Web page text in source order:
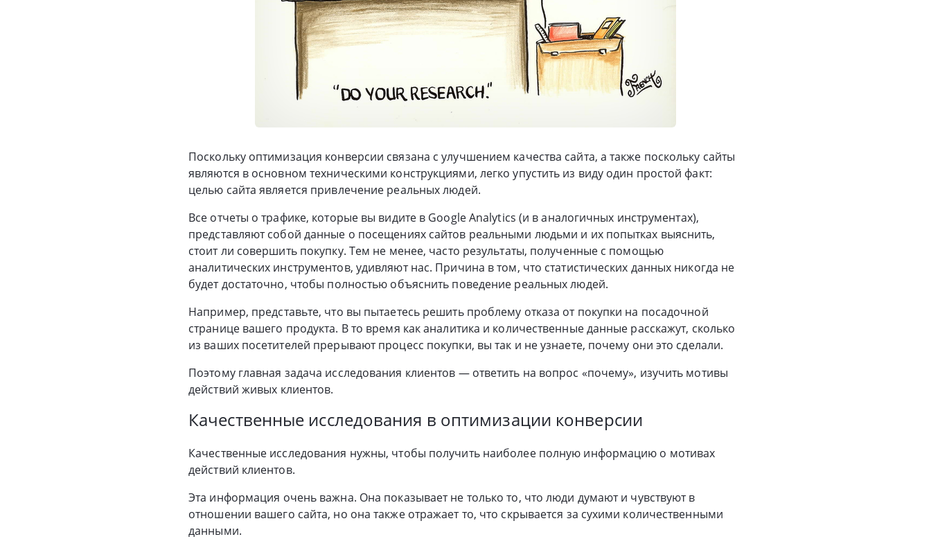
Поскольку оптимизация конверсии связана с улучшением качества сайта, а также поскольку сайты
являются в основном техническими конструкциями, легко упустить из виду один простой факт:
целью сайта является привлечение реальных людей.
Все отчеты о трафике, которые вы видите в Google Analytics (и в аналогичных инструментах),
представляют собой данные о посещениях сайтов реальными людьми и их попытках выяснить,
стоит ли совершить покупку. Тем не менее, часто результаты, полученные с помощью
аналитических инструментов, удивляют нас. Причина в том, что статистических данных никогда не
будет достаточно, чтобы полностью объяснить поведение реальных людей.
Например, представьте, что вы пытаетесь решить проблему отказа от покупки на посадочной
странице вашего продукта. В то время как аналитика и количественные данные расскажут, сколько
из ваших посетителей прерывают процесс покупки, вы так и не узнаете, почему они это сделали.
Поэтому главная задача исследования клиентов — ответить на вопрос «почему», изучить мотивы
действий живых клиентов.
Качественные исследования в оптимизации конверсии
Качественные исследования нужны, чтобы получить наиболее полную информацию о мотивах
действий клиентов.
Эта информация очень важна. Она показывает не только то, что люди думают и чувствуют в
отношении вашего сайта, но она также отражает то, что скрывается за сухими количественными
данными.